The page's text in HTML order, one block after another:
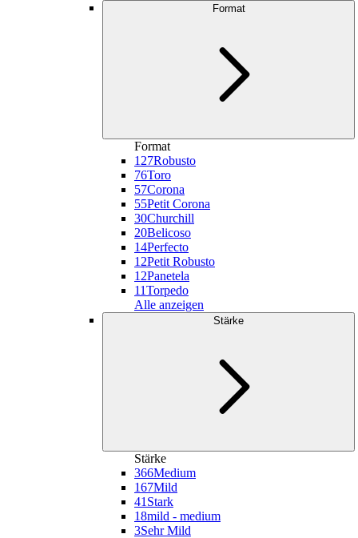
Format
Format
127Robusto
76Toro
57Corona
55Petit Corona
30Churchill
20Belicoso
14Perfecto
12Petit Robusto
12Panetela
11Torpedo
Alle anzeigen
Stärke
Stärke
366Medium
167Mild
41 Stark
18mild - medium
3Sehr Mild